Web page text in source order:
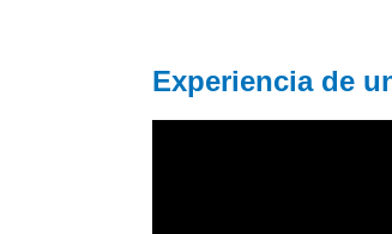
Experiencia de